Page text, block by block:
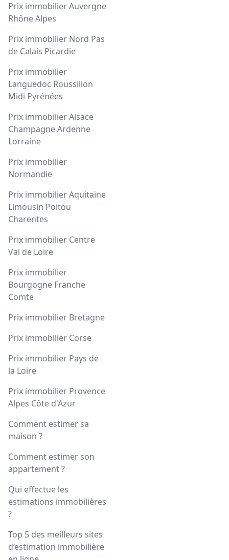
Prix immobilier Auvergne
Rhône Alpes
Prix immobilier Nord Pas
de Calais Picardie
Prix immobilier
Languedoc Roussillon
Midi Pyrénées
Prix immobilier Alsace
Champagne Ardenne
Lorraine
Prix immobilier
Normandie
Prix immobilier Aquitaine
Limousin Poitou
Charentes
Prix immobilier Centre
Val de Loire
Prix immobilier
Bourgogne Franche
Comte
Prix immobilier Bretagne
Prix immobilier Corse
Prix immobilier Pays de
la Loire
Prix immobilier Provence
Alpes Côte d'Azur
Comment estimer sa
maison ?
Comment estimer son
appartement ?
Qui effectue les
estimations immobilières
?
Top 5 des meilleurs sites
d’estimation immobilière